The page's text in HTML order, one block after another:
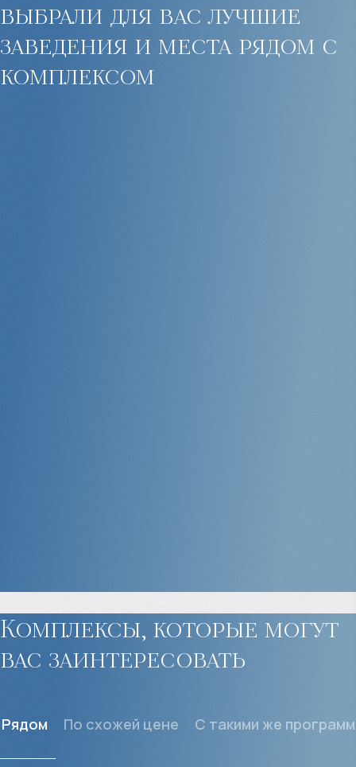
выбрали для вас лучшие
заведения и места рядом с
комплексом
Комплексы, которые могут
вас заинтересовать
Рядом По схожей цене С такими же